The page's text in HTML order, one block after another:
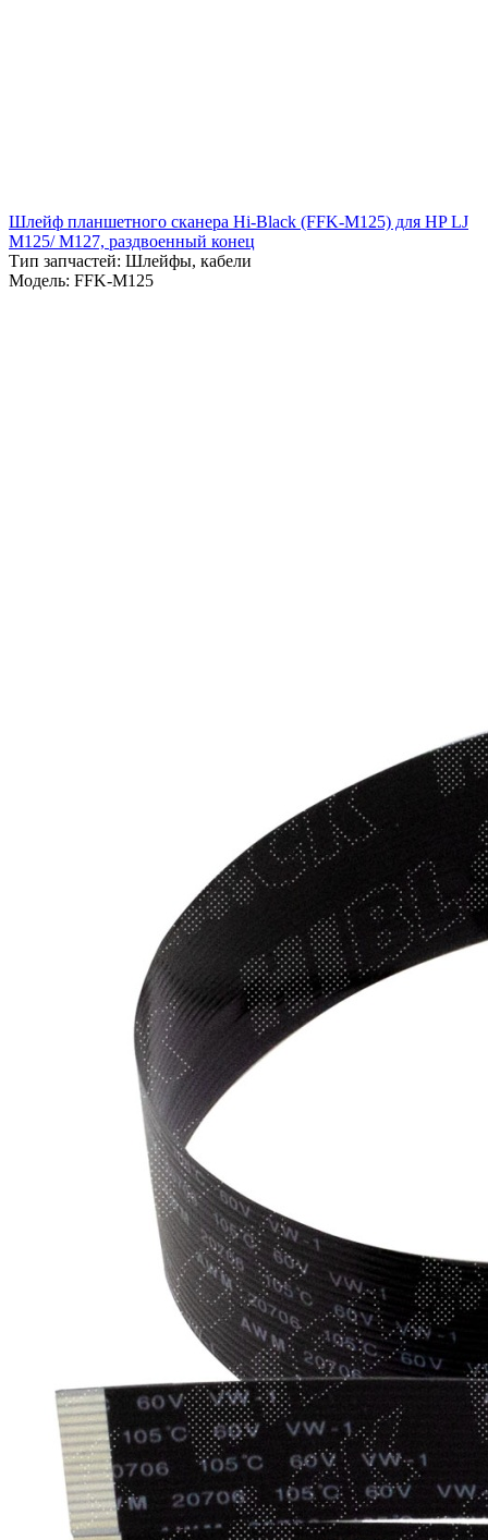
Шлейф планшетного сканера Hi-Black (FFK-M125) для HP LJ
M125/ M127, раздвоенный конец
Тип запчастей: Шлейфы, кабели
Модель: FFK-M125